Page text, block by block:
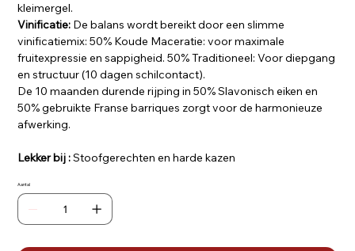
kleimergel.
Vinificatie: De balans wordt bereikt door een slimme
vinificatiemix: 50% Koude Maceratie: voor maximale
fruitexpressie en sappigheid. 50% Traditioneel: Voor diepgang
en structuur (10 dagen schilcontact).
De 10 maanden durende rijping in 50% Slavonisch eiken en
50% gebruikte Franse barriques zorgt voor de harmonieuze
afwerking.
Lekker bij :Stoofgerechten en harde kazen
Aantal